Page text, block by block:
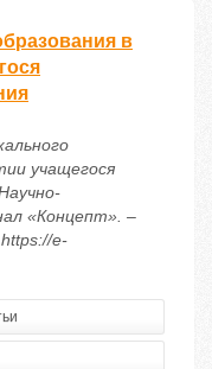
в
учащегося
«Концепт». –
e-